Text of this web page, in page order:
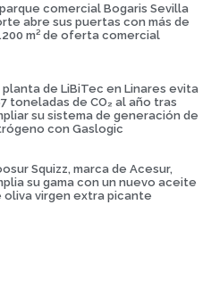
comercial Bogaris Sevilla
abre sus puertas con más de
m² de oferta comercial
planta de LiBiTec en Linares evita
toneladas de CO₂ al año tras
su sistema de generación de
con Gaslogic
Squizz, marca de Acesur,
su gama con un nuevo aceite
oliva virgen extra picante